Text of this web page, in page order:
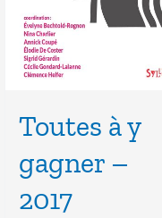
Toutes à y
gagner –
2017